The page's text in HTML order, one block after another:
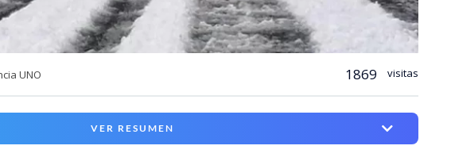
UNO 1869 visitas
VER RESUMEN